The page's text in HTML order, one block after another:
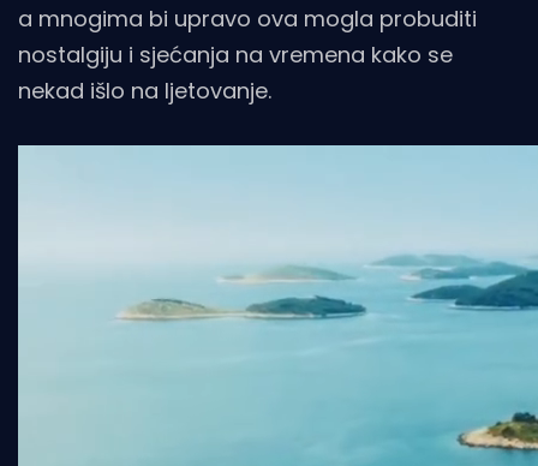
a mnogima bi upravo ova mogla probuditi
nostalgiju i sjećanja na vremena kako se
nekad išlo na ljetovanje.